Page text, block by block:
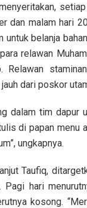
dan malam hari
belanja
relawan
Relawan
dari poskor
dalam tim dapur
di papan
ungkapnya.
Taufiq,
hari
kosong.